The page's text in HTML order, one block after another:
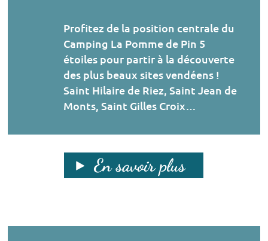
Profitez de la position centrale du
Camping La Pomme de Pin 5
étoiles pour partir à la découverte
des plus beaux sites vendéens !
Saint Hilaire de Riez, Saint Jean de
Monts, Saint Gilles Croix…
En savoir plus